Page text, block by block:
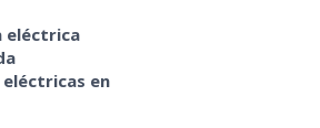
eléctrica
en